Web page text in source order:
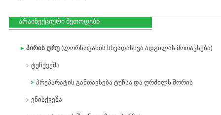
არაინექციური მეთოდები
პირის ღრუ (ლორწოვანის სხვადასხვა ადგილას მოთავსება)
ტუჩქვეშა
პრეპარატის განთავსება ტუჩსა და ღრძილს შორის
ენისქვეშა